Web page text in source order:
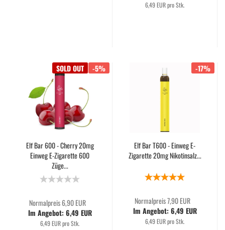
6,49 EUR pro Stk.
SOLD OUT -5%
Elf Bar 600 - Cherry 20mg
Einweg E-Zigarette 600
Züge...
Normalpreis 6,90 EUR
Im Angebot: 6,49 EUR
6,49 EUR pro Stk.
-17%
Elf Bar T600 - Einweg E-
Zigarette 20mg Nikotinsalz...
Normalpreis 7,90 EUR
Im Angebot: 6,49 EUR
6,49 EUR pro Stk.